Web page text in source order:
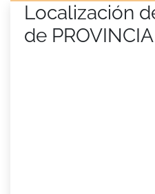
Localización
de